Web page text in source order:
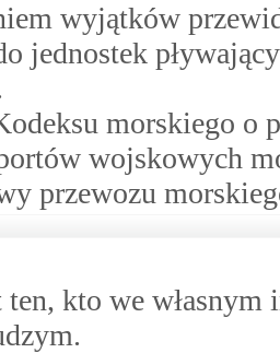
wyjątków
jednostek
morskiego o
wojskowych
przewozu
kto we